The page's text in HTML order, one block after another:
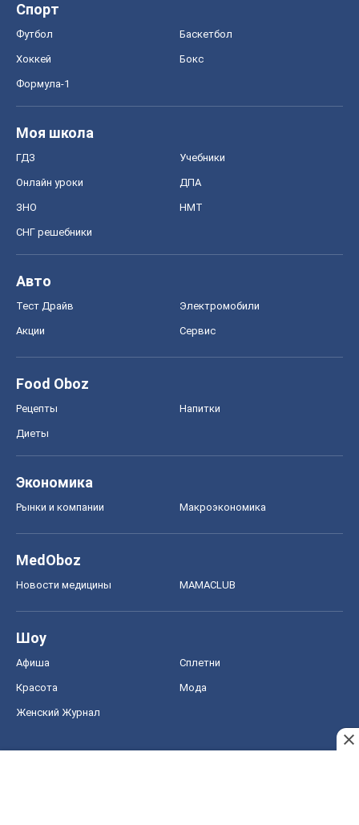
Спорт
Футбол Баскетбол
Хоккей Бокс
Формула-1
Моя школа
ГДЗ Учебники
Онлайн уроки ДПА
ЗНО НМТ
СНГ решебники
Авто
Тест Драйв Электромобили
Акции Сервис
Food Oboz
Рецепты Напитки
Диеты
Экономика
Рынки и компании Mакроэкономика
MedOboz
Новости медицины MAMACLUB
Шоу
Афиша Сплетни
Красота Мода
Женский Журнал